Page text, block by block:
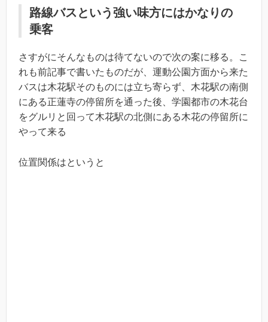
路線バスという強い味方にはかなりの
乗客
さすがにそんなものは待てないので次の案に移る。こ
れも前記事で書いたものだが、運動公園方面から来た
バスは木花駅そのものには立ち寄らず、木花駅の南側
にある正蓮寺の停留所を通った後、学園都市の木花台
をグルリと回って木花駅の北側にある木花の停留所に
やって来る
位置関係はというと